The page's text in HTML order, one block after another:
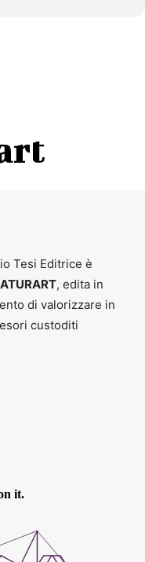
Tesi Editrice è
, edita in
di valorizzare in
custoditi